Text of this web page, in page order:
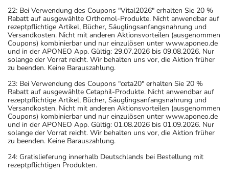
22: Bei Verwendung des Coupons "Vital2026" erhalten Sie 20 %
Rabatt auf ausgewählte Orthomol-Produkte. Nicht anwendbar auf
rezeptpflichtige Artikel, Bücher, Säuglingsanfangsnahrung und
Versandkosten. Nicht mit anderen Aktionsvorteilen (ausgenommen
Coupons) kombinierbar und nur einzulösen unter www.aponeo.de
und in der APONEO App. Gültig: 29.07.2026 bis 09.08.2026. Nur
solange der Vorrat reicht. Wir behalten uns vor, die Aktion früher
zu beenden. Keine Barauszahlung.
23: Bei Verwendung des Coupons "ceta20" erhalten Sie 20 %
Rabatt auf ausgewählte Cetaphil-Produkte. Nicht anwendbar auf
rezeptpflichtige Artikel, Bücher, Säuglingsanfangsnahrung und
Versandkosten. Nicht mit anderen Aktionsvorteilen (ausgenommen
Coupons) kombinierbar und nur einzulösen unter www.aponeo.de
und in der APONEO App. Gültig: 01.08.2026 bis 01.09.2026. Nur
solange der Vorrat reicht. Wir behalten uns vor, die Aktion früher
zu beenden. Keine Barauszahlung.
24: Gratislieferung innerhalb Deutschlands bei Bestellung mit
rezeptpflichtigen Produkten.